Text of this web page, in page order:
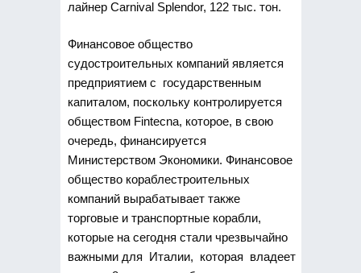
лайнер Carnival Splendor, 122 тыс. тон.
Финансовое общество
судостроительных компаний является
предприятием с государственным
капиталом, поскольку контролируется
обществом Fintecna, которое, в свою
очередь, финансируется
Министерством Экономики. Финансовое
общество кораблестроительных
компаний вырабатывает также
торговые и транспортные корабли,
которые на сегодня стали чрезвычайно
важными для Италии, которая владеет